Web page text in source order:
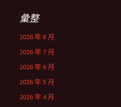
彙整
2026 年 8 月
2026 年 7 月
2026 年 6 月
2026 年 5 月
2026 年 4 月